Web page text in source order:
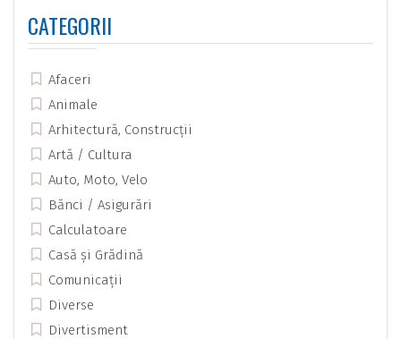
CATEGORII
Afaceri
Animale
Arhitectură, Construcții
Artă / Cultura
Auto, Moto, Velo
Bănci / Asigurări
Calculatoare
Casă și Grădină
Comunicații
Diverse
Divertisment